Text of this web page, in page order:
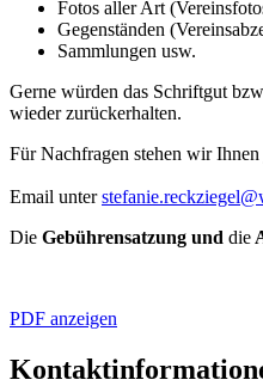
Fotos aller Art
Gegenständen
Sammlungen usw.
Gerne würden das Schriftgut
wieder zurückerhalten.
Für Nachfragen stehen wir
Email unter
Die Gebührensatzung und die
PDF anzeigen